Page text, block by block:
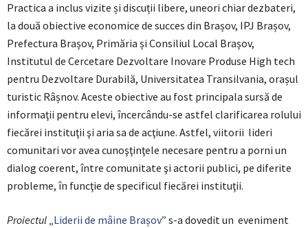
Practica a inclus vizite și discuții libere, uneori chiar dezbateri,
la două obiective economice de succes din Brașov, IPJ Brașov,
Prefectura Brașov, Primăria și Consiliul Local Brașov,
Institutul de Cercetare Dezvoltare Inovare Produse High tech
pentru Dezvoltare Durabilă, Universitatea Transilvania, orașul
turistic Râșnov. Aceste obiective au fost principala sursă de
informaţii pentru elevi, încercându-se astfel clarificarea rolului
fiecărei instituţii şi aria sa de acţiune. Astfel, viitorii lideri
comunitari vor avea cunoşţinţele necesare pentru a porni un
dialog coerent, între comunitate şi actorii publici, pe diferite
probleme, în funcţie de specificul fiecărei instituţii.
Proiectul „Liderii de mâine Brașov” s-a dovedit un eveniment